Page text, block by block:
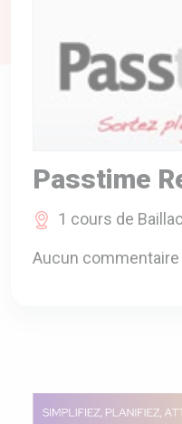
ENTREPRISE
CATALOGUES
Passtime
1 cours de
Aucun